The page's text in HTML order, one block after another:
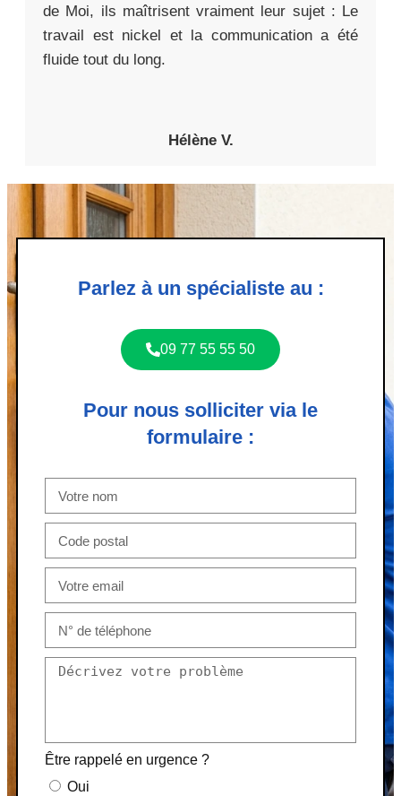
de Moi, ils maîtrisent vraiment leur sujet : Le
travail est nickel et la communication a été
fluide tout du long.
Hélène V.
Parlez à un spécialiste au :
09 77 55 55 50
Pour nous solliciter via le
formulaire :
Être rappelé en urgence ?
Oui